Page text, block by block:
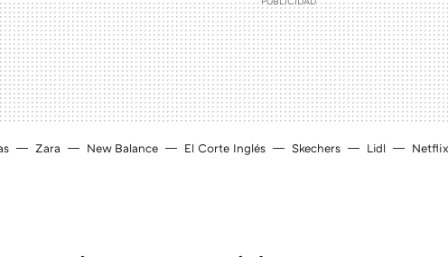
Zara New Balance El Corte Inglés Skechers Lidl Netflix